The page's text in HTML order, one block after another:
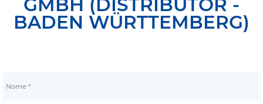
GMBH (DISTRIBUTOR -
BADEN WÜRTTEMBERG)